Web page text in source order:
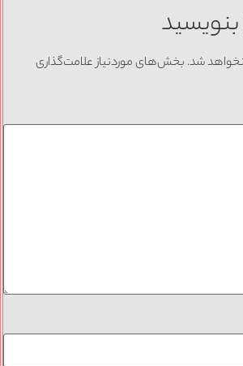
شد. بخش‌های موردنیاز علامت‌گذاری